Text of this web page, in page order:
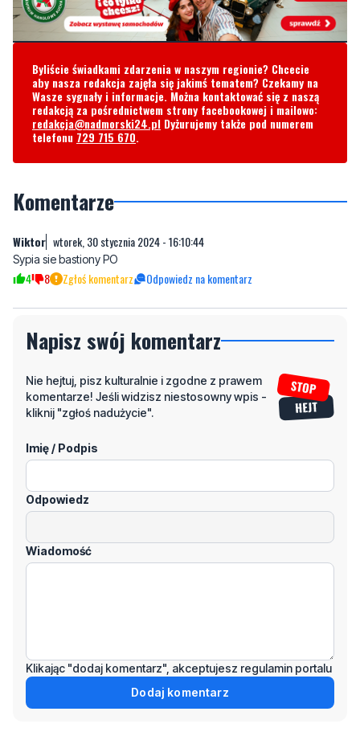
Byliście świadkami zdarzenia w naszym regionie? Chcecie
aby nasza redakcja zajęła się jakimś tematem? Czekamy na
Wasze sygnały i informacje. Można kontaktować się z naszą
redakcja@nadmorski24.plDyżurujemy także pod numerem
telefonu729 715 670.
Komentarze
Sypia sie bastiony PO
Napisz swój komentarz
komentarze! Jeśli widzisz niestosowny wpis -
kliknij "zgłoś nadużycie".
Imię / Podpis
Odpowiedz
Wiadomość